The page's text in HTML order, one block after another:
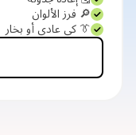
🔎 فرز الألوان
👔 كي عادي أو بخار